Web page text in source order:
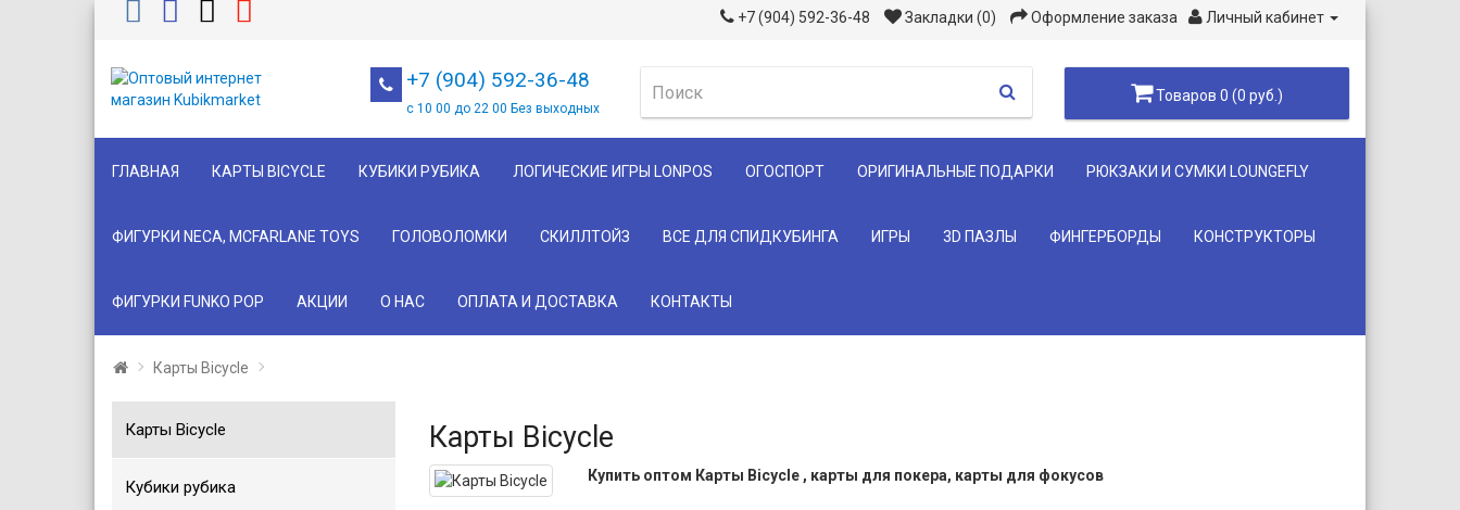
+7 (904) 592-36-48 Закладки (0) Оформление заказа Личный кабинет
+7 (904) 592-36-48
с 10 00 до 22 00 Без выходных
Товаров 0 (0 руб.)
ГЛАВНАЯ КАРТЫ BICYCLE КУБИКИ РУБИКА ЛОГИЧЕСКИЕ ИГРЫ LONPOS ОГОСПОРТ ОРИГИНАЛЬНЫЕ ПОДАРКИ РЮКЗАКИ И СУМКИ LOUNGEFLY
ФИГУРКИ NECA, MCFARLANE TOYS ГОЛОВОЛОМКИ СКИЛЛТОЙЗ ВСЕ ДЛЯ СПИДКУБИНГА ИГРЫ 3D ПАЗЛЫ ФИНГЕРБОРДЫ КОНСТРУКТОРЫ
ФИГУРКИ FUNKO POP АКЦИИ О НАС ОПЛАТА И ДОСТАВКА КОНТАКТЫ
Карты Bicycle
Карты Bicycle
Кубики рубика
Карты Bicycle
Купить оптом Карты Bicycle , карты для покера, карты для фокусов